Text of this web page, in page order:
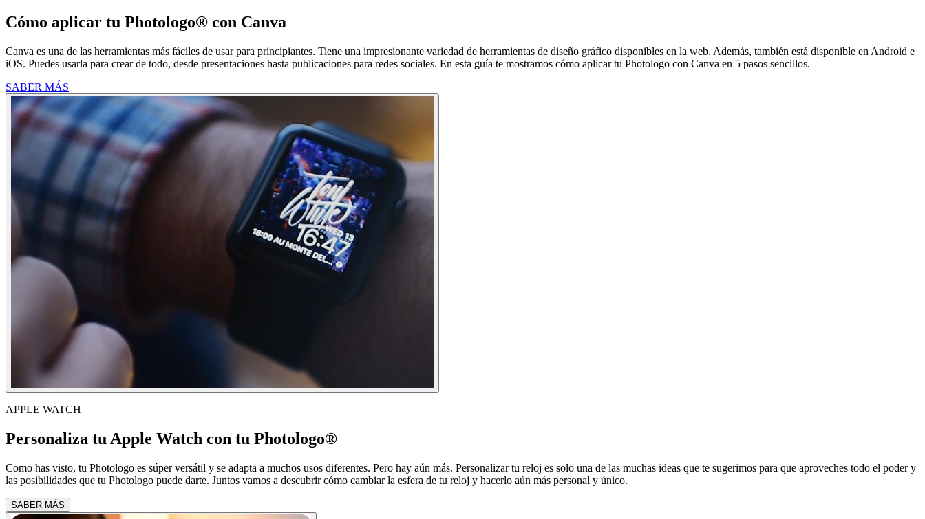
Cómo aplicar tu Photologo® con Canva
Canva es una de las herramientas más fáciles de usar para principiantes. Tiene una impresionante variedad de herramientas de diseño gráfico disponibles en la web. Además, también está disponible en Android e
iOS. Puedes usarla para crear de todo, desde presentaciones hasta publicaciones para redes sociales. En esta guía te mostramos cómo aplicar tu Photologo con Canva en 5 pasos sencillos.
SABER MÁS
APPLE WATCH
Personaliza tu Apple Watch con tu Photologo®
Como has visto, tu Photologo es súper versátil y se adapta a muchos usos diferentes. Pero hay aún más. Personalizar tu reloj es solo una de las muchas ideas que te sugerimos para que aproveches todo el poder y
las posibilidades que tu Photologo puede darte. Juntos vamos a descubrir cómo cambiar la esfera de tu reloj y hacerlo aún más personal y único.
SABER MÁS